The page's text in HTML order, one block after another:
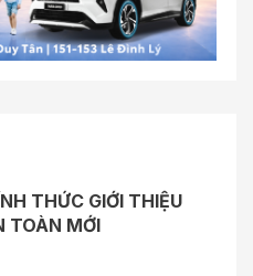
THỨC GIỚI THIỆU
TOÀN MỚI